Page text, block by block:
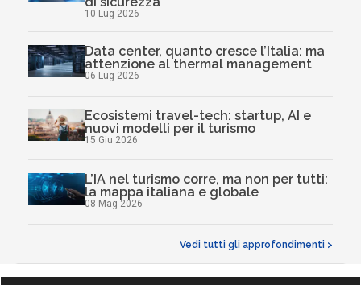
10 Lug 2026
Data center, quanto cresce l’Italia: ma
attenzione al thermal management
06 Lug 2026
Ecosistemi travel-tech: startup, AI e
nuovi modelli per il turismo
15 Giu 2026
L’IA nel turismo corre, ma non per tutti:
la mappa italiana e globale
08 Mag 2026
Vedi tutti gli approfondimenti >